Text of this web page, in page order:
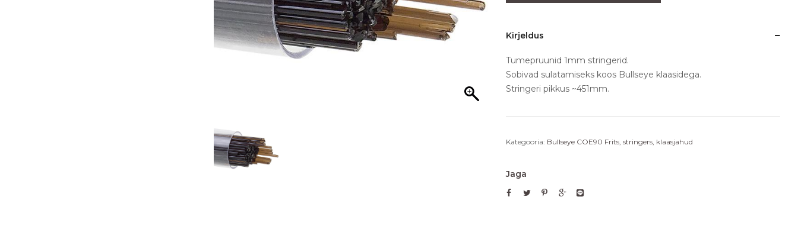
Kirjeldus
Tumepruunid 1mm stringerid.
Sobivad sulatamiseks koos Bullseye klaasidega.
Stringeri pikkus ~451mm.
Kategooria: Bullseye COE90 Frits, stringers, klaasjahud
Jaga